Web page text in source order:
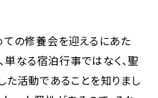
の修養会を迎えるにあた
単なる宿泊行事ではなく、聖
活動であることを知りまし